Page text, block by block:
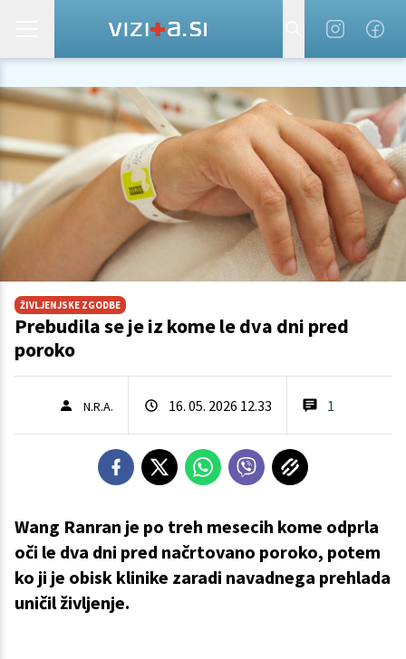
ŽIVLJENJSKE ZGODBE
Prebudila se je iz kome le dva dni pred
poroko
N.R.A. 16. 05. 2026 12.33 1
Wang Ranran je po treh mesecih kome odprla
oči le dva dni pred načrtovano poroko, potem
ko ji je obisk klinike zaradi navadnega prehlada
uničil življenje.